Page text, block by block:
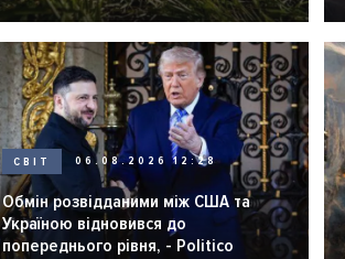
СВІТ 06.08.2026 12:28
Обмін розвідданими між США та
Україною відновився до
попереднього рівня, - Politico